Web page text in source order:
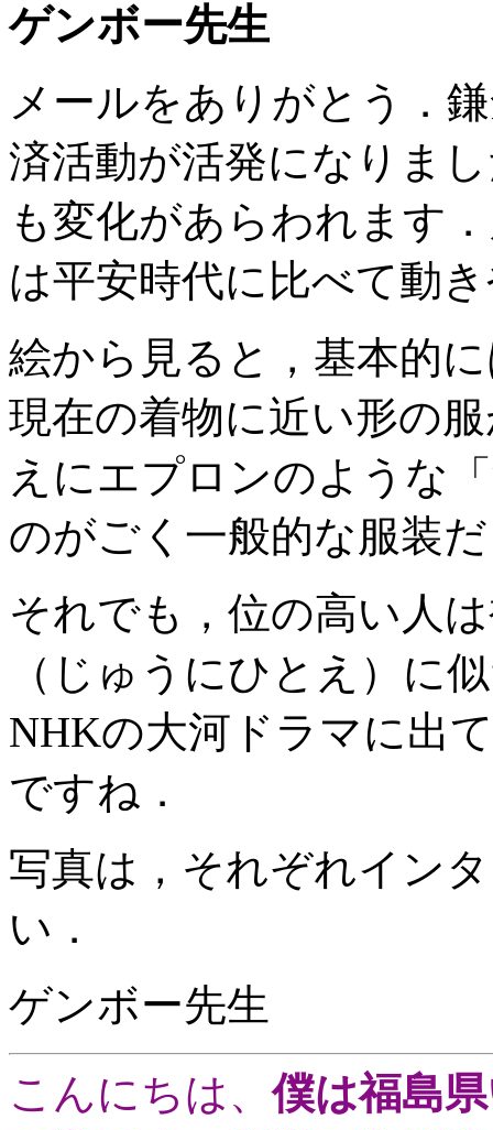
ゲンボー先生
メールをありがとう．
済活動が活発になりま
も変化があらわれます
は平安時代に比べて動
絵から見ると，基本的
現在の着物に近い形の
えにエプロンのような
のがごく一般的な服装
それでも，位の高い人
（じゅうにひとえ）に
NHKの大河ドラマに出
ですね．
写真は，それぞれイン
い．
ゲンボー先生
こんにちは、僕は福島